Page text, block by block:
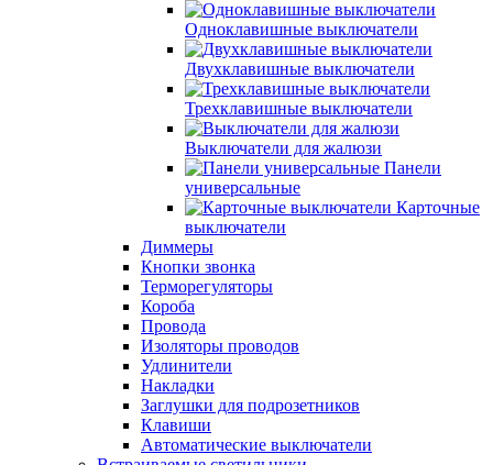
Одноклавишные выключатели
Двухклавишные выключатели
Трехклавишные выключатели
Выключатели для жалюзи
Панели
универсальные
Карточные
выключатели
Диммеры
Кнопки звонка
Терморегуляторы
Короба
Провода
Изоляторы проводов
Удлинители
Накладки
Заглушки для подрозетников
Клавиши
Автоматические выключатели